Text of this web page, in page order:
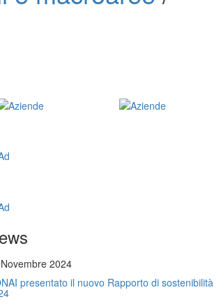
2024
presentato il nuovo Rapporto di sostenibilità